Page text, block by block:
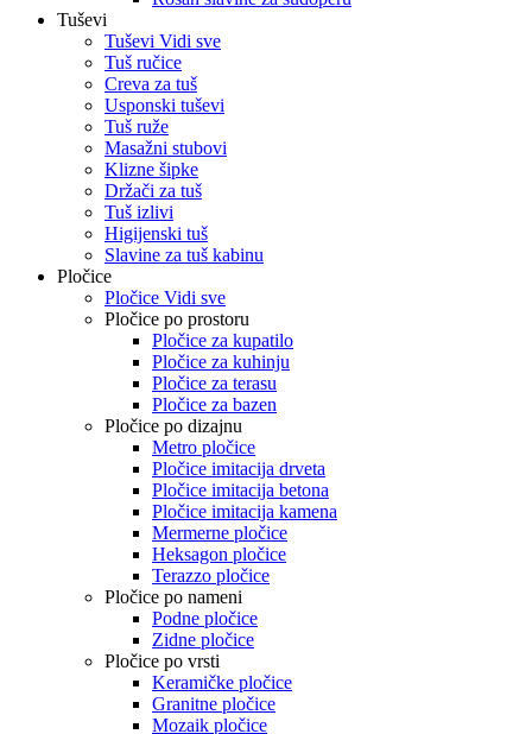
Tuševi
Tuševi Vidi sve
Tuš ručice
Creva za tuš
Usponski tuševi
Tuš ruže
Masažni stubovi
Klizne šipke
Držači za tuš
Tuš izlivi
Higijenski tuš
Slavine za tuš kabinu
Pločice
Pločice Vidi sve
Pločice po prostoru
Pločice za kupatilo
Pločice za kuhinju
Pločice za terasu
Pločice za bazen
Pločice po dizajnu
Metro pločice
Pločice imitacija drveta
Pločice imitacija betona
Pločice imitacija kamena
Mermerne pločice
Heksagon pločice
Terazzo pločice
Pločice po nameni
Podne pločice
Zidne pločice
Pločice po vrsti
Keramičke pločice
Granitne pločice
Mozaik pločice